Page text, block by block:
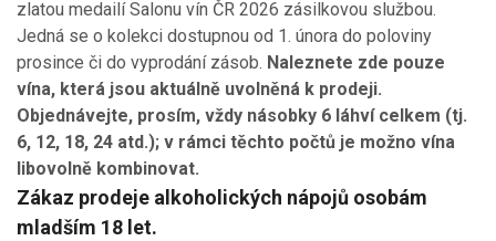
zlatou medailí Salonu vín ČR 2026 zásilkovou službou.
Jedná se o kolekci dostupnou od 1. února do poloviny
prosince či do vyprodání zásob. Naleznete zde pouze
vína, která jsou aktuálně uvolněná k prodeji.
Objednávejte, prosím, vždy násobky 6 láhví celkem (tj.
6, 12, 18, 24 atd.); v rámci těchto počtů je možno vína
libovolně kombinovat.
Zákaz prodeje alkoholických nápojů osobám
mladším 18 let.